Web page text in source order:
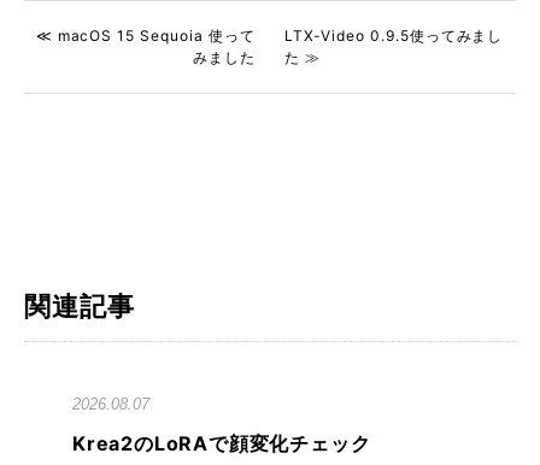
≪ macOS 15 Sequoia 使って
みました
LTX-Video 0.9.5使ってみまし
た ≫
関連記事
2026.08.07
Krea2のLoRAで顔変化チェック